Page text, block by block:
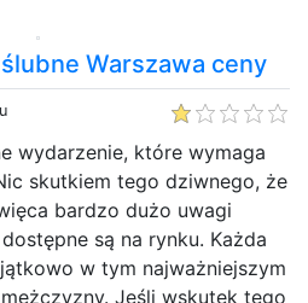
Warszawa ceny
wydarzenie, które wymaga
skutkiem tego dziwnego, że
bardzo dużo uwagi
są na rynku. Każda
w tym najważniejszym
Jeśli wskutek tego